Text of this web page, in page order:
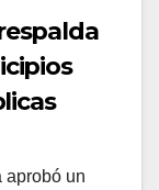
aprobó un